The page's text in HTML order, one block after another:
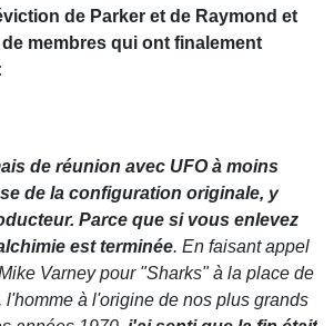
de Parker et de Raymond et
membres qui ont finalement
de réunion avec UFO à moins
de la configuration originale, y
Parce que si vous enlevez
est terminée. En faisant appel
Varney pour "Sharks" à la place de
l'homme à l'origine de nos plus grands